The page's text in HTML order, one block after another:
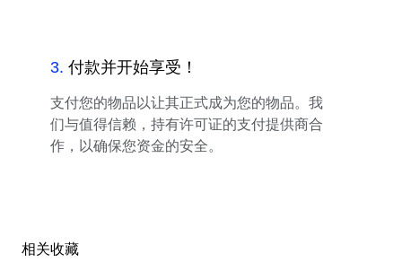
3. 付款并开始享受！
支付您的物品以让其正式成为您的物品。我
们与值得信赖，持有许可证的支付提供商合
作，以确保您资金的安全。
相关收藏